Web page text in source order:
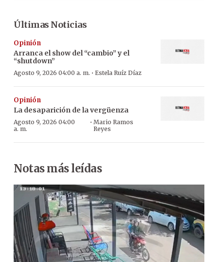
Últimas Noticias
Opinión
Arranca el show del “cambio” y el
“shutdown”
Agosto 9, 2026 04:00 a. m. · Estela Ruíz Díaz
Opinión
La desaparición de la vergüenza
Agosto 9, 2026 04:00
a. m.
· Mario Ramos
Reyes
Notas más leídas